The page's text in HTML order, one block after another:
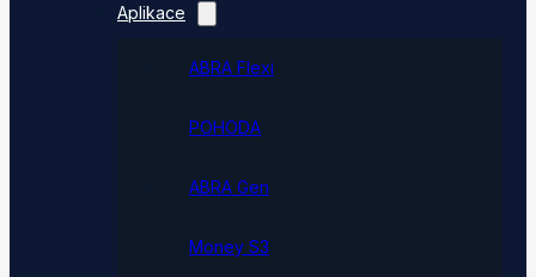
Aplikace
ABRA Flexi
POHODA
ABRA Gen
Money S3